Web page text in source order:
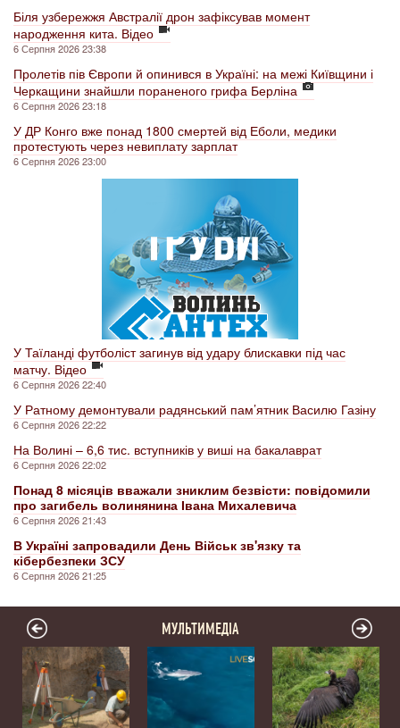
Біля узбережжя Австралії дрон зафіксував момент
народження кита. Відео
6 Серпня 2026 23:38
Пролетів пів Європи й опинився в Україні: на межі Київщини і
Черкащини знайшли пораненого грифа Берліна
6 Серпня 2026 23:18
У ДР Конго вже понад 1800 смертей від Еболи, медики
протестують через невиплату зарплат
6 Серпня 2026 23:00
У Таїланді футболіст загинув від удару блискавки під час
матчу. Відео
6 Серпня 2026 22:40
У Ратному демонтували радянський пам’ятник Василю Газіну
6 Серпня 2026 22:22
На Волині – 6,6 тис. вступників у виші на бакалаврат
6 Серпня 2026 22:02
Понад 8 місяців вважали зниклим безвісти: повідомили
про загибель волинянина Івана Михалевича
6 Серпня 2026 21:43
В Україні запровадили День Військ зв'язку та
кібербезпеки ЗСУ
6 Серпня 2026 21:25
МУЛЬТИМЕДІА